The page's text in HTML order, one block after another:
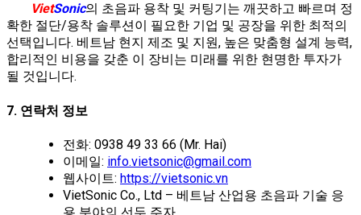
VietSonic의 초음파 용착 및 커팅기는 깨끗하고 빠르며 정
확한 절단/용착 솔루션이 필요한 기업 및 공장을 위한 최적의
선택입니다. 베트남 현지 제조 및 지원, 높은 맞춤형 설계 능력,
합리적인 비용을 갖춘 이 장비는 미래를 위한 현명한 투자가
될 것입니다.
7. 연락처 정보
전화: 0938 49 33 66 (Mr. Hai)
이메일: info.vietsonic@gmail.com
웹사이트: https://vietsonic.vn
VietSonic Co., Ltd – 베트남 산업용 초음파 기술 응